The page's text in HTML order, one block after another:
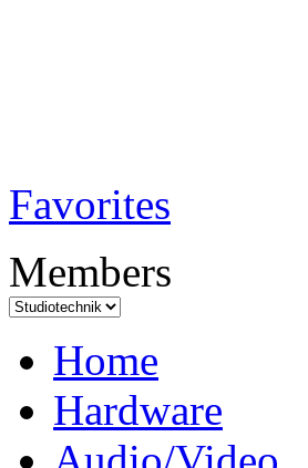
Favorites
Members
Home
Hardware